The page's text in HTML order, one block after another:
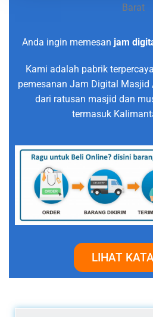
Barat
Anda ingin memesan jam
Kami adalah pabrik
pemesanan Jam Digital
dari ratusan masjid dan
termasuk
LIHAT